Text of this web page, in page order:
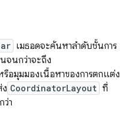
เมธอดจะค้นหาลำดับชั้นการ
จนกว่าจะถึง
รือมุมมองเนื้อหาของการตกแต่ง
CoordinatorLayout ที่
า